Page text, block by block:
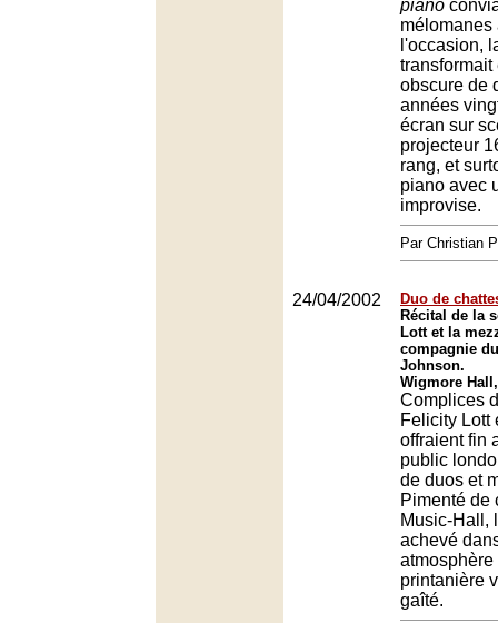
piano
mélomanes
l'occasion,
transformait
obscure de
années
écran sur
projecteur
rang, et
piano avec
improvise.
Par Christian
24/04/2002
Duo de
Récital de la
Lott et la
compagnie
Johnson.
Wigmore
Complices
Felicity Lott
offraient fin
public
de duos et
Pimenté de
Music-Hall,
achevé
printanière
gaîté.